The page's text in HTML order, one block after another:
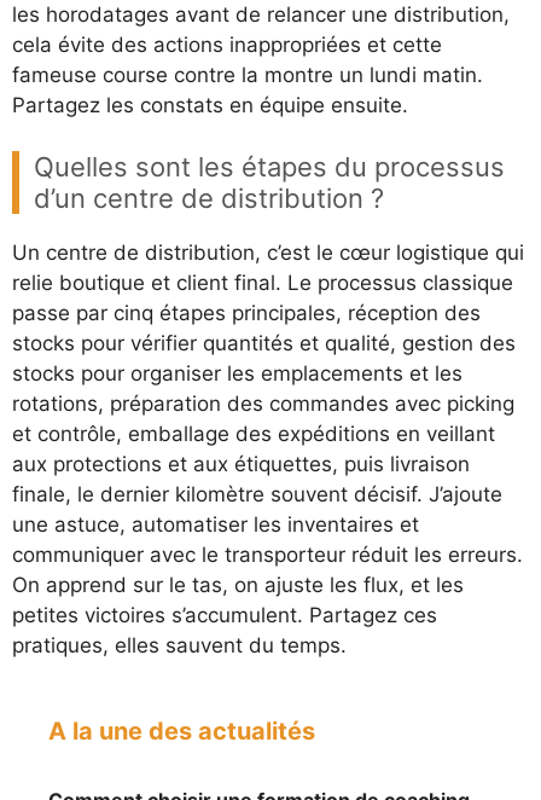
les horodatages avant de relancer une distribution,
cela évite des actions inappropriées et cette
fameuse course contre la montre un lundi matin.
Partagez les constats en équipe ensuite.
Quelles sont les étapes du processus
d’un centre de distribution ?
Un centre de distribution, c’est le cœur logistique qui
relie boutique et client final. Le processus classique
passe par cinq étapes principales, réception des
stocks pour vérifier quantités et qualité, gestion des
stocks pour organiser les emplacements et les
rotations, préparation des commandes avec picking
et contrôle, emballage des expéditions en veillant
aux protections et aux étiquettes, puis livraison
finale, le dernier kilomètre souvent décisif. J’ajoute
une astuce, automatiser les inventaires et
communiquer avec le transporteur réduit les erreurs.
On apprend sur le tas, on ajuste les flux, et les
petites victoires s’accumulent. Partagez ces
pratiques, elles sauvent du temps.
A la une des actualités